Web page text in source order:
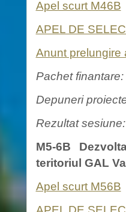
Apel scurt M46B
APEL DE
Anunt prelungire
Pachet finantare:
Depuneri
Rezultat
M5-6B
teritoriul GAL
Apel scurt M56B